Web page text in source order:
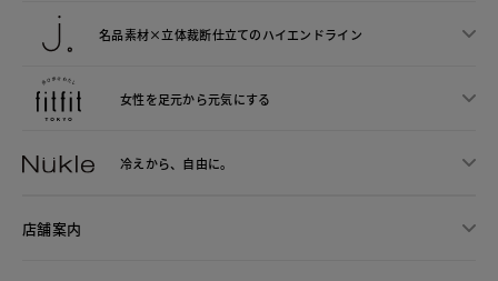
名品素材×立体裁断仕立てのハイエンドライン
女性を足元から元気にする
冷えから、 自由に。
店舗案内